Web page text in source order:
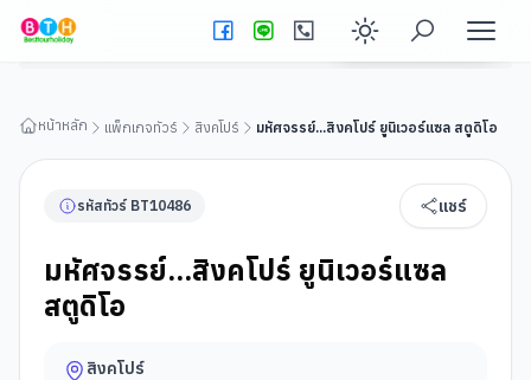
Enable dark
มหัศจรรย์...สิงคโปร์ ยูนิเวอร์แซล สตูดิโอ ดูรายละเอียดทัวร์
หน้าหลัก แพ็กเกจทัวร์ สิงคโปร์ มหัศจรรย์...สิงคโปร์ ยูนิเวอร์แซล สตูดิโอ
รหัสทัวร์ BT10486 แชร์
มหัศจรรย์...สิงคโปร์ ยูนิเวอร์แซล
สตูดิโอ
สิงคโปร์